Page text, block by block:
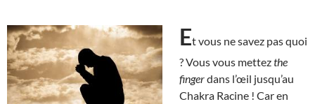
Et vous ne savez pas quoi
? Vous vous mettezthe
fingerdans l’œil jusqu’au
Chakra Racine ! Car en